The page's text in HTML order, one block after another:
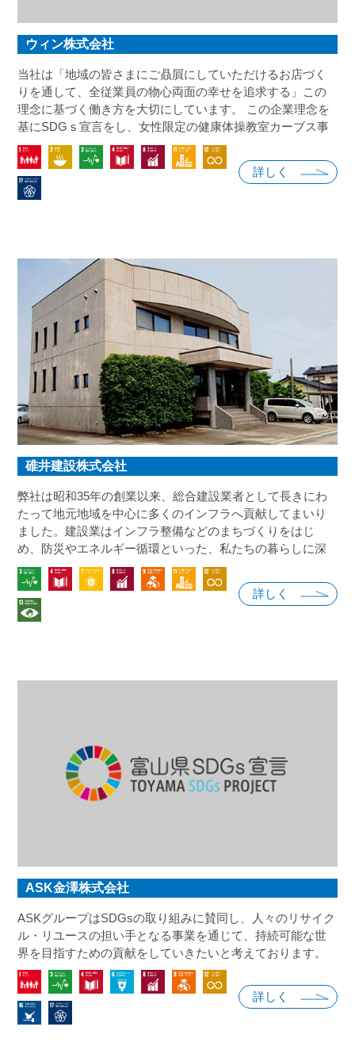
ウィン株式会社
当社は「地域の皆さまにご贔屓にしていただけるお店づく
りを通して、全従業員の物心両面の幸せを追求する」この
理念に基づく働き方を大切にしています。 この企業理念を
基にSDGｓ宣言をし、女性限定の健康体操教室カーブス事
業から、正しい運動習慣を広めることを通じて、地域の皆
様の健康を守り、介護や医療費などの社会の問題の解決の
実現にむけて取り組みを進めてまいります。
詳しく
碓井建設株式会社
弊社は昭和35年の創業以来、総合建設業者として長きにわ
たって地元地域を中心に多くのインフラへ貢献してまいり
ました。建設業はインフラ整備などのまちづくりをはじ
め、防災やエネルギー循環といった、私たちの暮らしに深
く関わる業界です。SDGｓへの認知が高まる中で当社も社
会的責任を果たすために行動すべきと考え、社会課題の解
決に向け取り組んでまいります。
詳しく
ASK金澤株式会社
ASKグループはSDGsの取り組みに賛同し、人々のリサイク
ル・リユースの担い手となる事業を通じて、持続可能な世
界を目指すための貢献をしていきたいと考えております。
詳しく